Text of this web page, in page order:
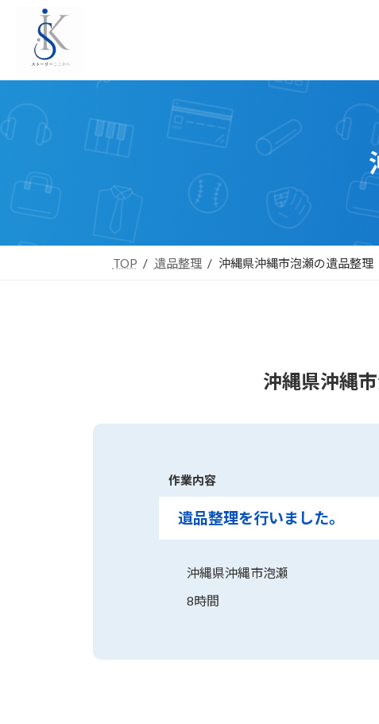
ツ
ス
キ
シ
ン
に
TOP 遺品整理 沖縄県沖縄市泡瀬の遺品整理
沖縄県沖縄
作業内容
遺品整理を行いました。
沖縄県沖縄市泡瀬
8時間